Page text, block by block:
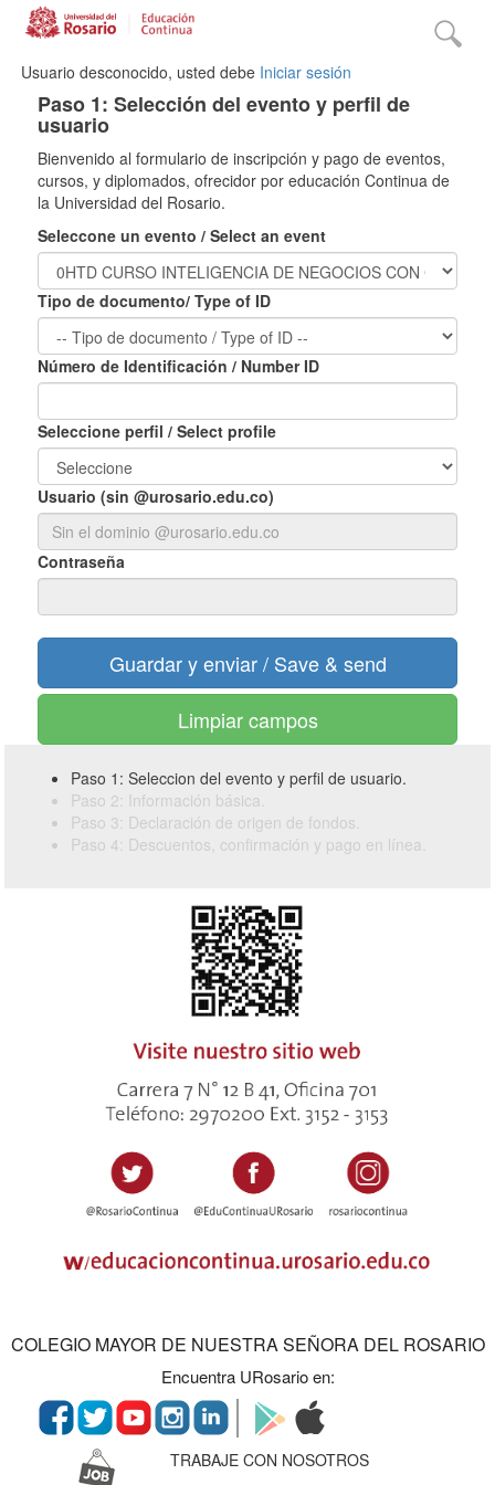
Usuario desconocido, usted debe Iniciar sesión
Paso 1: Selección del evento y perfil de
usuario
Bienvenido al formulario de inscripción y pago de eventos,
cursos, y diplomados, ofrecidor por educación Continua de
la Universidad del Rosario.
Seleccone un evento / Select an event
Tipo de documento/ Type of ID
Número de Identificación / Number ID
Seleccione perfil / Select profile
Usuario (sin @urosario.edu.co)
Contraseña
Limpiar campos
Paso 1: Seleccion del evento y perfil de usuario.
Paso 2: Información básica.
Paso 3: Declaración de origen de fondos.
Paso 4: Descuentos, confirmación y pago en línea.
COLEGIO MAYOR DE NUESTRA SEÑORA DEL ROSARIO
Encuentra URosario en:
TRABAJE CON NOSOTROS